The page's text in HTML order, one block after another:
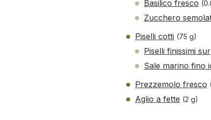
Basilico fresco
Zucchero
Piselli cotti (75 g)
Piselli finissimi
Sale marino fino
Prezzemolo fresco
Aglio a fette (2 g)